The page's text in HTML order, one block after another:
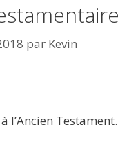
par Kevin
l’Ancien Testament.